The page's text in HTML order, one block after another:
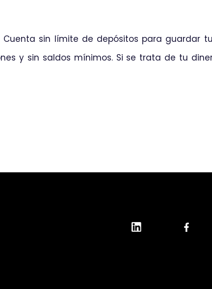
Cuenta sin límite de depósitos para guardar
y sin saldos mínimos. Si se trata de tu